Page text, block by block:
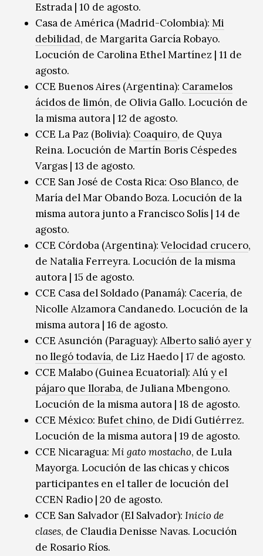
Estrada | 10 de agosto.
Casa de América (Madrid-Colombia): Mi
debilidad, de Margarita García Robayo.
Locución de Carolina Ethel Martínez | 11 de
agosto.
CCE Buenos Aires (Argentina): Caramelos
ácidos de limón, de Olivia Gallo. Locución de
la misma autora | 12 de agosto.
CCE La Paz (Bolivia): Coaquiro, de Quya
Reina. Locución de Martín Boris Céspedes
Vargas | 13 de agosto.
CCE San José de Costa Rica: Oso Blanco, de
María del Mar Obando Boza. Locución de la
misma autora junto a Francisco Solís | 14 de
agosto.
CCE Córdoba (Argentina): Velocidad crucero,
de Natalia Ferreyra. Locución de la misma
autora | 15 de agosto.
CCE Casa del Soldado (Panamá): Cacería, de
Nicolle Alzamora Candanedo. Locución de la
misma autora | 16 de agosto.
CCE Asunción (Paraguay): Alberto salió ayer y
no llegó todavía, de Liz Haedo | 17 de agosto.
CCE Malabo (Guinea Ecuatorial): Alú y el
pájaro que lloraba, de Juliana Mbengono.
Locución de la misma autora | 18 de agosto.
CCE México: Bufet chino, de Didí Gutiérrez.
Locución de la misma autora | 19 de agosto.
CCE Nicaragua: Mi gato mostacho, de Lula
Mayorga. Locución de las chicas y chicos
participantes en el taller de locución del
CCEN Radio | 20 de agosto.
CCE San Salvador (El Salvador): Inicio de
clases, de Claudia Denisse Navas. Locución
de Rosario Ríos.